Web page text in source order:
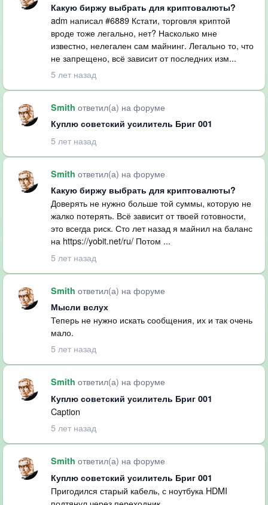
Какую биржу выбрать для криптовалюты?
adm написал #6889 Кстати, торговля криптой
вроде тоже легально, нет? Насколько мне
известно, нелегален сам майнинг. Легально то, что
не запрещено, всё зависит от последних изм...
5 лет назад
Smith ответил(а) на форуме
Куплю советский усилитель Бриг 001
5 лет назад
Smith ответил(а) на форуме
Какую биржу выбрать для криптовалюты?
Доверять не нужно больше той суммы, которую не
жалко потерять. Всё зависит от твоей готовности,
это всегда риск. Сто лет назад я майнил на баланс
на https://yobit.net/ru/ Потом ...
5 лет назад
Smith ответил(а) на форуме
Мысли вслух
Теперь не нужно искать сообщения, их и так очень
мало.
5 лет назад
Smith ответил(а) на форуме
Куплю советский усилитель Бриг 001
Caption
5 лет назад
Smith ответил(а) на форуме
Куплю советский усилитель Бриг 001
Пригодился старый кабель, с ноутбука HDMI